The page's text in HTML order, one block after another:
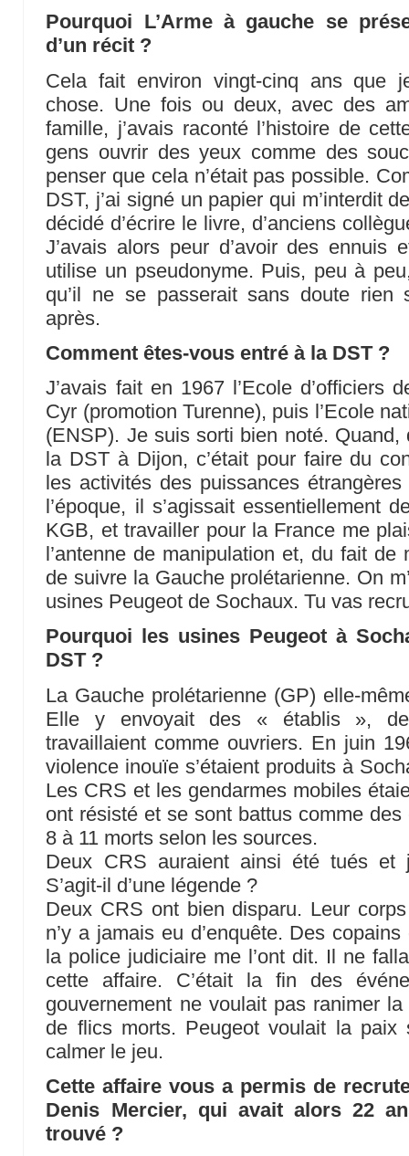
Pourquoi L’Arme à gauche se
d’un récit ?
Cela fait environ vingt-cinq ans que
chose. Une fois ou deux, avec des
famille, j’avais raconté l’histoire de
gens ouvrir des yeux comme des
penser que cela n’était pas possible.
DST, j’ai signé un papier qui m’interdit
décidé d’écrire le livre, d’anciens
J’avais alors peur d’avoir des ennuis
utilise un pseudonyme. Puis, peu à
qu’il ne se passerait sans doute rien
après.
Comment êtes-vous entré à la DST ?
J’avais fait en 1967 l’Ecole d’officiers
Cyr (promotion Turenne), puis l’Ecole
(ENSP). Je suis sorti bien noté.
la DST à Dijon, c’était pour faire du
les activités des puissances
l’époque, il s’agissait essentiellement
KGB, et travailler pour la France me
l’antenne de manipulation et, du fait de
de suivre la Gauche prolétarienne. On
usines Peugeot de Sochaux. Tu vas
Pourquoi les usines Peugeot à
DST ?
La Gauche prolétarienne (GP) elle-
Elle y envoyait des « établis »,
travaillaient comme ouvriers. En juin
violence inouïe s’étaient produits à
Les CRS et les gendarmes mobiles
ont résisté et se sont battus comme
8 à 11 morts selon les sources.
Deux CRS auraient ainsi été tués et
S’agit-il d’une légende ?
Deux CRS ont bien disparu. Leur
n’y a jamais eu d’enquête. Des
la police judiciaire me l’ont dit. Il ne
cette affaire. C’était la fin des
gouvernement ne voulait pas ranimer
de flics morts. Peugeot voulait la paix
calmer le jeu.
Cette affaire vous a permis de
Denis Mercier, qui avait alors 22
trouvé ?